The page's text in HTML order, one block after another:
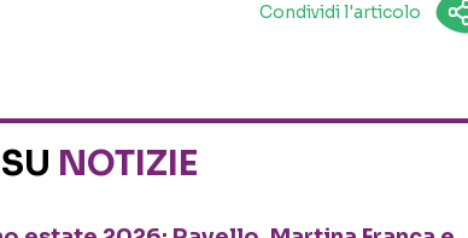
Condividi l'articolo
NOTIZIE